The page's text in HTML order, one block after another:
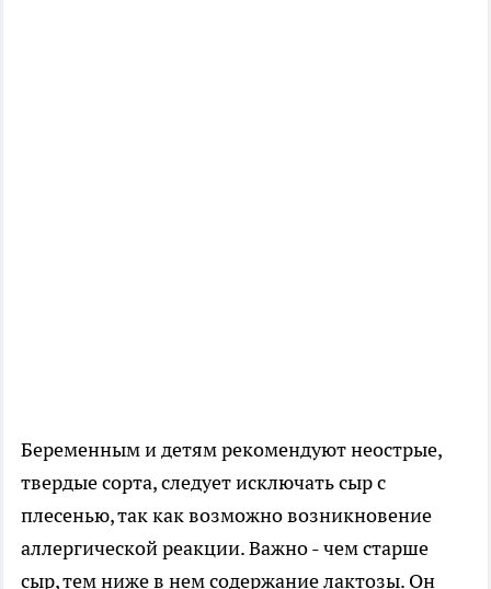
Беременным и детям рекомендуют неострые,
твердые сорта, следует исключать сыр с
плесенью, так как возможно возникновение
аллергической реакции. Важно - чем старше
сыр, тем ниже в нем содержание лактозы. Он